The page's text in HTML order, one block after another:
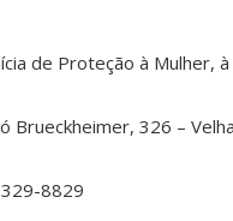
de Proteção à Mulher,
Brueckheimer, 326 –
8829